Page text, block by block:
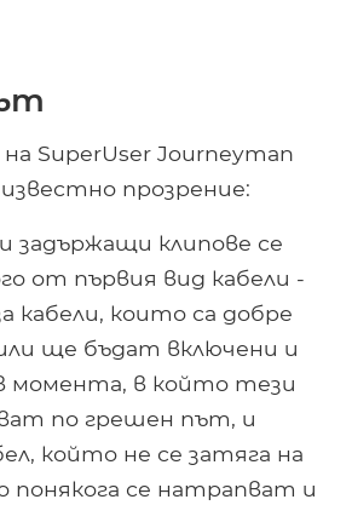
SuperUser Journeyman
прозрение:
клипове се
от първия вид кабели -
кабели, които са добре
ще бъдат включени и
момента, в който тези
по грешен път, и
който не се затяга на
понякога се натрапват и